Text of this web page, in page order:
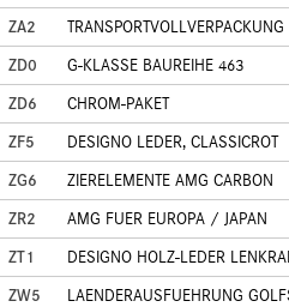
ZA2
TRANSPORTVOLLVERPACKUNG
ZD0
G-KLASSE BAUREIHE 463
ZD6
CHROM-PAKET
ZF5
DESIGNO LEDER, CLASSICROT
ZG6
ZIERELEMENTE AMG CARBON
ZR2
AMG FUER EUROPA / JAPAN
ZT1
DESIGNO HOLZ-LEDER
ZW5
LAENDERAUSFUEHRUNG